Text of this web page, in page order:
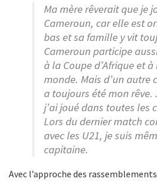
Ma mère rêverait que je
Cameroun, car elle est
bas et sa famille y vit
Cameroun participe
à la Coupe d’Afrique et
monde. Mais d’un autre
a toujours été mon rêve.
j’ai joué dans toutes les
Lors du dernier match
avec les U21, je suis
capitaine.
Avec l’approche des